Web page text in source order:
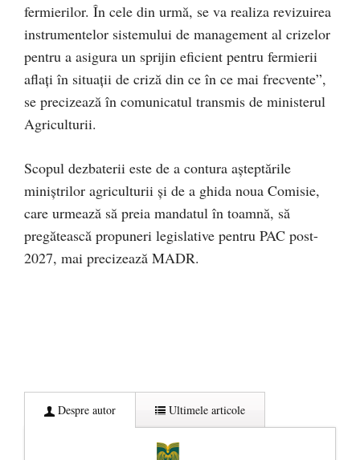
fermierilor. În cele din urmă, se va realiza revizuirea
instrumentelor sistemului de management al crizelor
pentru a asigura un sprijin eficient pentru fermierii
aflați în situații de criză din ce în ce mai frecvente”,
se precizează în comunicatul transmis de ministerul
Agriculturii.
Scopul dezbaterii este de a contura așteptările
miniștrilor agriculturii și de a ghida noua Comisie,
care urmează să preia mandatul în toamnă, să
pregătească propuneri legislative pentru PAC post-
2027, mai precizează MADR.
Despre autor Ultimele articole